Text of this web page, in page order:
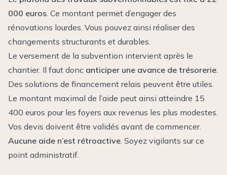
000 euros. Ce montant permet d’engager des
rénovations lourdes. Vous pouvez ainsi réaliser des
changements structurants et durables.
Le versement de la subvention intervient après le
chantier. Il faut donc anticiper une avance de trésorerie.
Des solutions de financement relais peuvent être utiles.
Le montant maximal de l’aide peut ainsi atteindre 15
400 euros pour les foyers aux revenus les plus modestes.
Vos devis doivent être validés avant de commencer.
Aucune aide n’est rétroactive. Soyez vigilants sur ce
point administratif.